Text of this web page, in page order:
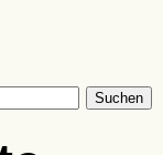
Suchen